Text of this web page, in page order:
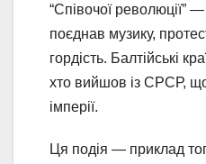
“Співочої революції”
поєднав музику,
гордість. Балтійські
хто вийшов із СРСР,
імперії.
Ця подія — приклад